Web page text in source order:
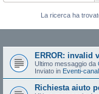
La ricerca ha
ERROR: invalid
Ultimo messaggio da
Inviato in Eventi-
Richiesta aiuto